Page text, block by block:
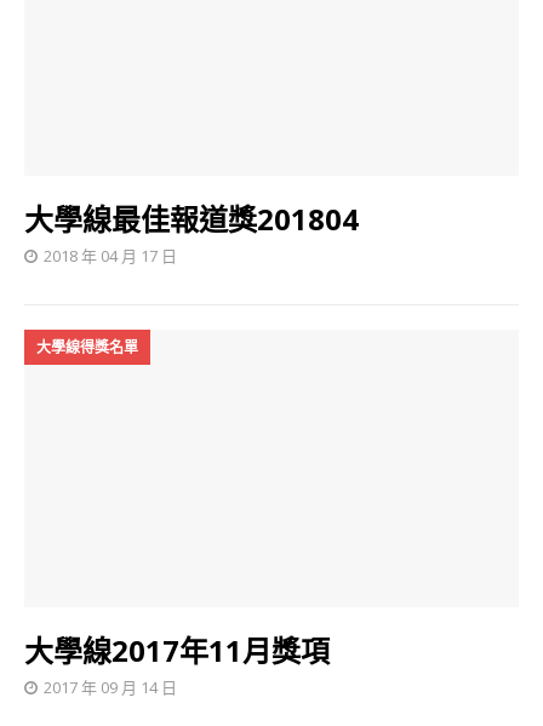
大學線最佳報道獎201804
2018 年 04 月 17 日
大學線得獎名單
大學線2017年11月獎項
2017 年 09 月 14 日